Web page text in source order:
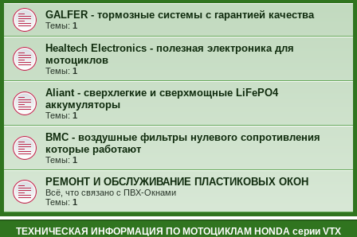
GALFER - тормозные системы с гарантией качества
Темы: 1
Healtech Electronics - полезная электроника для
мотоциклов
Темы: 1
Aliant - сверхлегкие и сверхмощные LiFePO4
аккумуляторы
Темы: 1
BMC - воздушные фильтры нулевого сопротивления
которые работают
Темы: 1
РЕМОНТ И ОБСЛУЖИВАНИЕ ПЛАСТИКОВЫХ ОКОН
Всё, что связано с ПВХ-Окнами
Темы: 1
ТЕХНИЧЕСКАЯ ИНФОРМАЦИЯ ПО МОТОЦИКЛАМ HONDA серии VTX